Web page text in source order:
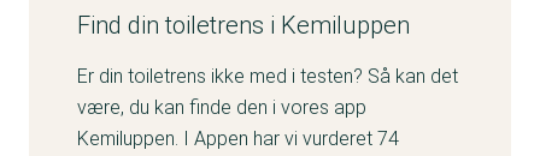
Find din toiletrens i Kemiluppen
Er din toiletrens ikke med i testen? Så kan det
være, du kan finde den i vores app
Kemiluppen. I Appen har vi vurderet 74